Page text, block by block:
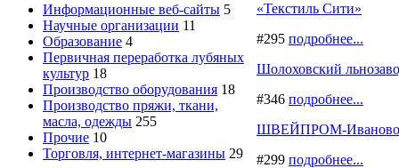
Информационные веб-сайты 5
Научные организации 11
Образование 4
Первичная переработка лубяных
культур 18
Производство оборудования 18
Производство пряжи, ткани,
масла, одежды 255
Прочие 10
Торговля, интернет-магазины 29
«Текстиль Сити»
#295 подробнее...
Шолоховский
#346 подробнее...
ШВЕЙПРОМ-Иваново -
#299 подробнее...